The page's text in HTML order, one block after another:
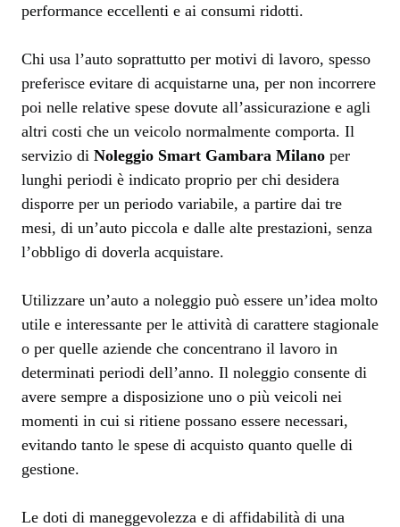
performance eccellenti e ai consumi ridotti.
Chi usa l’auto soprattutto per motivi di lavoro, spesso
preferisce evitare di acquistarne una, per non incorrere
poi nelle relative spese dovute all’assicurazione e agli
altri costi che un veicolo normalmente comporta. Il
servizio di Noleggio Smart Gambara Milano per
lunghi periodi è indicato proprio per chi desidera
disporre per un periodo variabile, a partire dai tre
mesi, di un’auto piccola e dalle alte prestazioni, senza
l’obbligo di doverla acquistare.
Utilizzare un’auto a noleggio può essere un’idea molto
utile e interessante per le attività di carattere stagionale
o per quelle aziende che concentrano il lavoro in
determinati periodi dell’anno. Il noleggio consente di
avere sempre a disposizione uno o più veicoli nei
momenti in cui si ritiene possano essere necessari,
evitando tanto le spese di acquisto quanto quelle di
gestione.
Le doti di maneggevolezza e di affidabilità di una